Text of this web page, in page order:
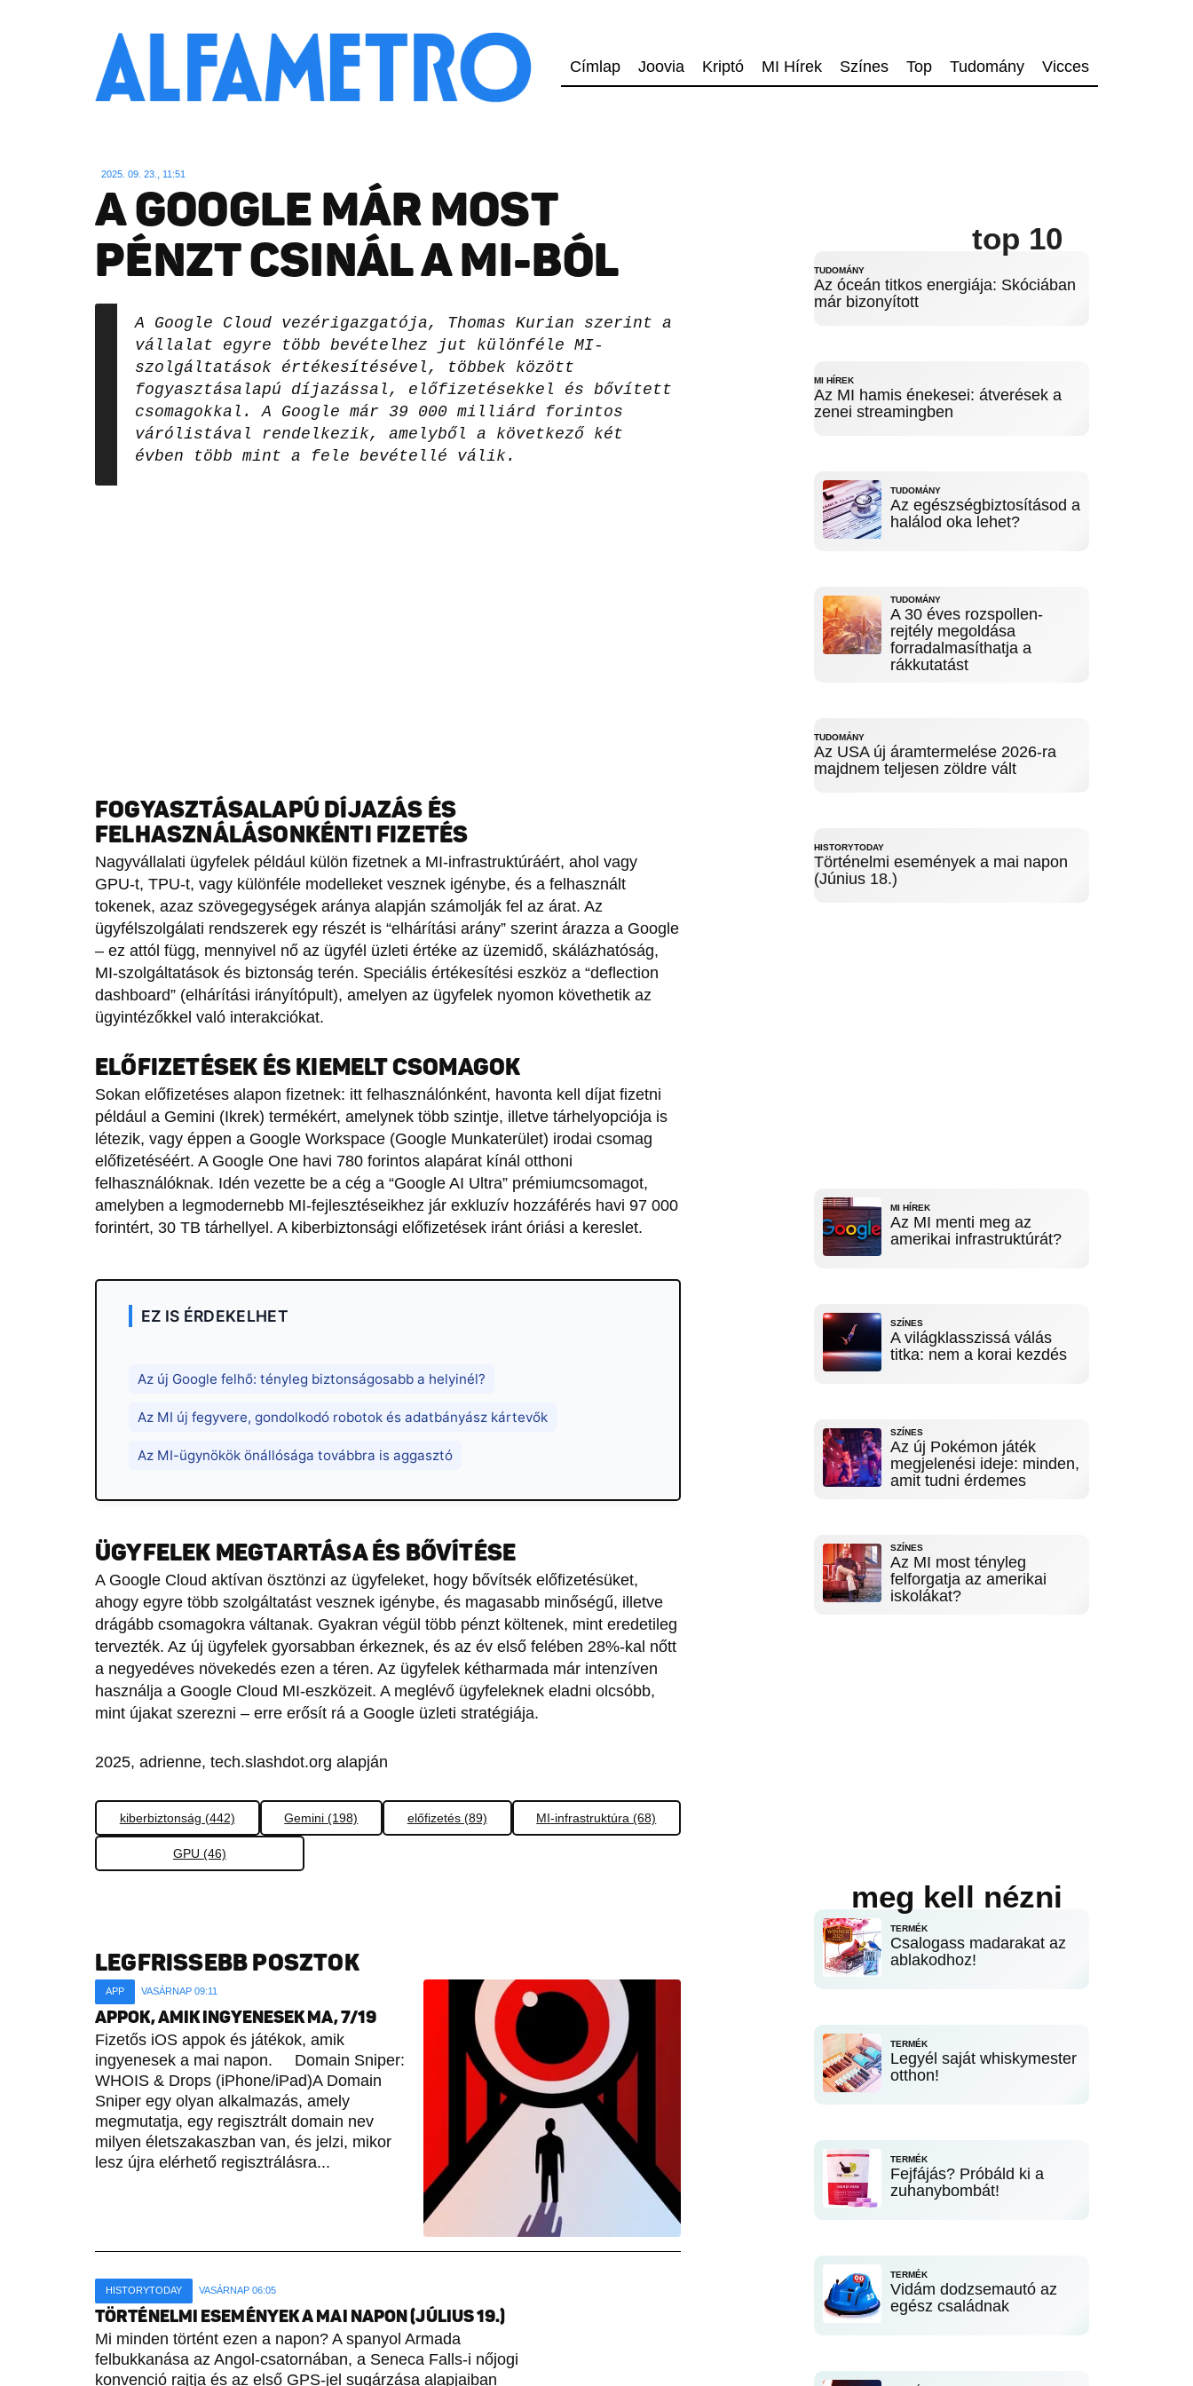
Címlap Joovia Kriptó MI Hírek Színes Top Tudomány Vicces
2025. 09. 23., 11:51
A GOOGLE MÁR MOST
PÉNZT CSINÁL A MI-BÓL
A Google Cloud vezérigazgatója, Thomas Kurian szerint a
vállalat egyre több bevételhez jut különféle MI-
szolgáltatások értékesítésével, többek között
fogyasztásalapú díjazással, előfizetésekkel és bővített
csomagokkal. A Google már 39 000 milliárd forintos
várólistával rendelkezik, amelyből a következő két
évben több mint a fele bevétellé válik.
FOGYASZTÁSALAPÚ DÍJAZÁS ÉS
FELHASZNÁLÁSONKÉNTI FIZETÉS
Nagyvállalati ügyfelek például külön fizetnek a MI-infrastruktúráért, ahol vagy
GPU-t, TPU-t, vagy különféle modelleket vesznek igénybe, és a felhasznált
tokenek, azaz szövegegységek aránya alapján számolják fel az árat. Az
ügyfélszolgálati rendszerek egy részét is “elhárítási arány” szerint árazza a Google
– ez attól függ, mennyivel nő az ügyfél üzleti értéke az üzemidő, skálázhatóság,
MI-szolgáltatások és biztonság terén. Speciális értékesítési eszköz a “deflection
dashboard” (elhárítási irányítópult), amelyen az ügyfelek nyomon követhetik az
ügyintézőkkel való interakciókat.
ELŐFIZETÉSEK ÉS KIEMELT CSOMAGOK
Sokan előfizetéses alapon fizetnek: itt felhasználónként, havonta kell díjat fizetni
például a Gemini (Ikrek) termékért, amelynek több szintje, illetve tárhelyopciója is
létezik, vagy éppen a Google Workspace (Google Munkaterület) irodai csomag
előfizetéséért. A Google One havi 780 forintos alapárat kínál otthoni
felhasználóknak. Idén vezette be a cég a “Google AI Ultra” prémiumcsomagot,
amelyben a legmodernebb MI-fejlesztéseikhez jár exkluzív hozzáférés havi 97 000
forintért, 30 TB tárhellyel. A kiberbiztonsági előfizetések iránt óriási a kereslet.
EZ IS ÉRDEKELHET
Az új Google felhő: tényleg biztonságosabb a helyinél?
Az MI új fegyvere, gondolkodó robotok és adatbányász kártevők
Az MI-ügynökök önállósága továbbra is aggasztó
ÜGYFELEK MEGTARTÁSA ÉS BŐVÍTÉSE
A Google Cloud aktívan ösztönzi az ügyfeleket, hogy bővítsék előfizetésüket,
ahogy egyre több szolgáltatást vesznek igénybe, és magasabb minőségű, illetve
drágább csomagokra váltanak. Gyakran végül több pénzt költenek, mint eredetileg
tervezték. Az új ügyfelek gyorsabban érkeznek, és az év első felében 28%-kal nőtt
a negyedéves növekedés ezen a téren. Az ügyfelek kétharmada már intenzíven
használja a Google Cloud MI-eszközeit. A meglévő ügyfeleknek eladni olcsóbb,
mint újakat szerezni – erre erősít rá a Google üzleti stratégiája.
2025, adrienne, tech.slashdot.org alapján
kiberbiztonság (442) Gemini (198) előfizetés (89) MI-infrastruktúra (68)
GPU (46)
LEGFRISSEBB POSZTOK
APP VASÁRNAP 09:11
APPOK, AMIK INGYENESEK MA, 7/19
Fizetős iOS appok és játékok, amik
ingyenesek a mai napon. Domain Sniper:
WHOIS & Drops (iPhone/iPad)A Domain
Sniper egy olyan alkalmazás, amely
megmutatja, egy regisztrált domain nev
milyen életszakaszban van, és jelzi, mikor
lesz újra elérhető regisztrálásra...
HISTORYTODAY VASÁRNAP 06:05
TÖRTÉNELMI ESEMÉNYEK A MAI NAPON (JÚLIUS 19.)
Mi minden történt ezen a napon? A spanyol Armada
felbukkanása az Angol-csatornában, a Seneca Falls-i nőjogi
konvenció rajtja és az első GPS-jel sugárzása alapjaiban
top 10
TUDOMÁNY
Az óceán titkos energiája: Skóciában
már bizonyított
MI HÍREK
Az MI hamis énekesei: átverések a
zenei streamingben
TUDOMÁNY
Az egészségbiztosításod a
halálod oka lehet?
TUDOMÁNY
A 30 éves rozspollen-
rejtély megoldása
forradalmasíthatja a
rákkutatást
TUDOMÁNY
Az USA új áramtermelése 2026-ra
majdnem teljesen zöldre vált
HISTORYTODAY
Történelmi események a mai napon
(Június 18.)
MI HÍREK
Az MI menti meg az
amerikai infrastruktúrát?
SZÍNES
A világklasszissá válás
titka: nem a korai kezdés
SZÍNES
Az új Pokémon játék
megjelenési ideje: minden,
amit tudni érdemes
SZÍNES
Az MI most tényleg
felforgatja az amerikai
iskolákat?
meg kell nézni
TERMÉK
Csalogass madarakat az
ablakodhoz!
TERMÉK
Legyél saját whiskymester
otthon!
TERMÉK
Fejfájás? Próbáld ki a
zuhanybombát!
TERMÉK
Vidám dodzsemautó az
egész családnak